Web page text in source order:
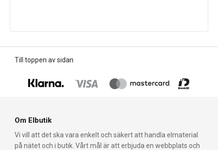
Till toppen av sidan
Om Elbutik
Vi vill att det ska vara enkelt och säkert att handla elmaterial
på nätet och i butik. Vårt mål är att erbjuda en webbplats och